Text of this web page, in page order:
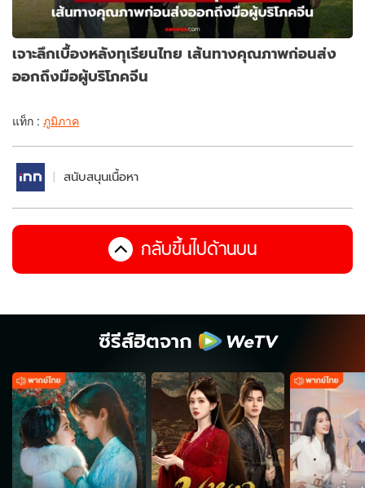
เจาะลึกเบื้องหลังทุเรียนไทย เส้นทางคุณภาพก่อนส่ง
ออกถึงมือผู้บริโภคจีน
แท็ก : ภูมิภาค
สนับสนุนเนื้อหา
กลับขึ้นไปด้านบน
ซีรีส์ฮิตจาก